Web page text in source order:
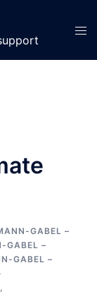
GABEL –
GABEL –
GABEL –
,